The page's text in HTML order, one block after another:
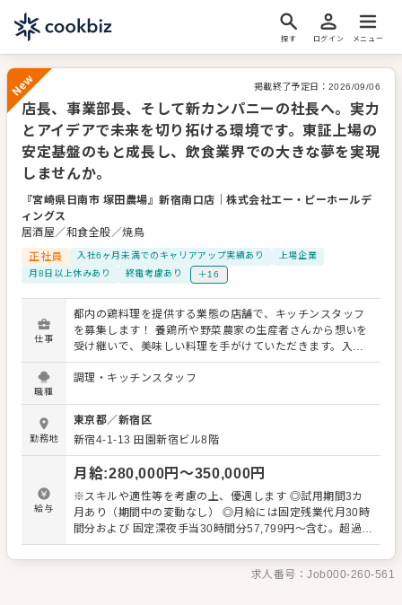
探す ログイン メニュー
New
掲載終了予定日： 2026/09/06
店長、事業部長、そして新カンパニーの社長へ。実力
とアイデアで未来を切り拓ける環境です。東証上場の
安定基盤のもと成長し、飲食業界での大きな夢を実現
しませんか。
『宮崎県日南市 塚田農場』新宿南口店 ｜株式会社エー・ピーホールデ
ィングス
居酒屋／和食全般／焼鳥
正社員
入社6ヶ月未満でのキャリアアップ実績あり
上場企業
月8日以上休みあり
終電考慮あり ＋16
仕事
都内の鶏料理を提供する業態の店舗で、キッチンスタッフ
を募集します！ 養鶏所や野菜農家の生産者さんから想いを
受け継いで、美味しい料理を手がけていただきます。入社
すぐでもやってみたいことにどんどんチャレンジ可能で
す！ ■体験型の店舗を展開 株式会社エー・ピーホールディ
「FOOD CREATIVE FIRM」を目指しています。 胃袋を満
たすためだけの目的型店舗ではなく、サービスや空間、さ
らに料理の素材についてのストーリー性などをそこにプラ
スし、お腹を満たすだけではなく、食事を通して非現実的
な空間を味わっていただく体験型の店舗として運営をおこ
なっています。 ■ストーリー性のある料理を提供 魚業態で
あれば漁師さん、鶏業態であれば地鶏や野菜の農家さんな
ど、それぞれの生産者さんとの密な関係性を築いているこ
想いをしっかり受け入れる機会もありますし、SNSで生産
者さんと直接つながっている店舗もあり、良い素材が入っ
職種
調理・キッチンスタッフ
勤務地
東京都／新宿区
新宿4-1-13 田園新宿ビル8階
給与
月給:280,000円〜350,000円
※スキルや適性等を考慮の上、優遇します ◎試用期間3カ
月あり（期間中の変動なし） ◎月給には固定残業代月30時
間分および 固定深夜手当30時間分57,799円～含む。超過分
は別途支給。 ＜給与例＞ 飲食店でのマネジメント経験あり
／40歳：月給35万円 飲食店でのリーダー経験あり／30
歳：月給30万円 飲食店での勤務経験あり／25歳：月給28
求人番号：Job000-260-561